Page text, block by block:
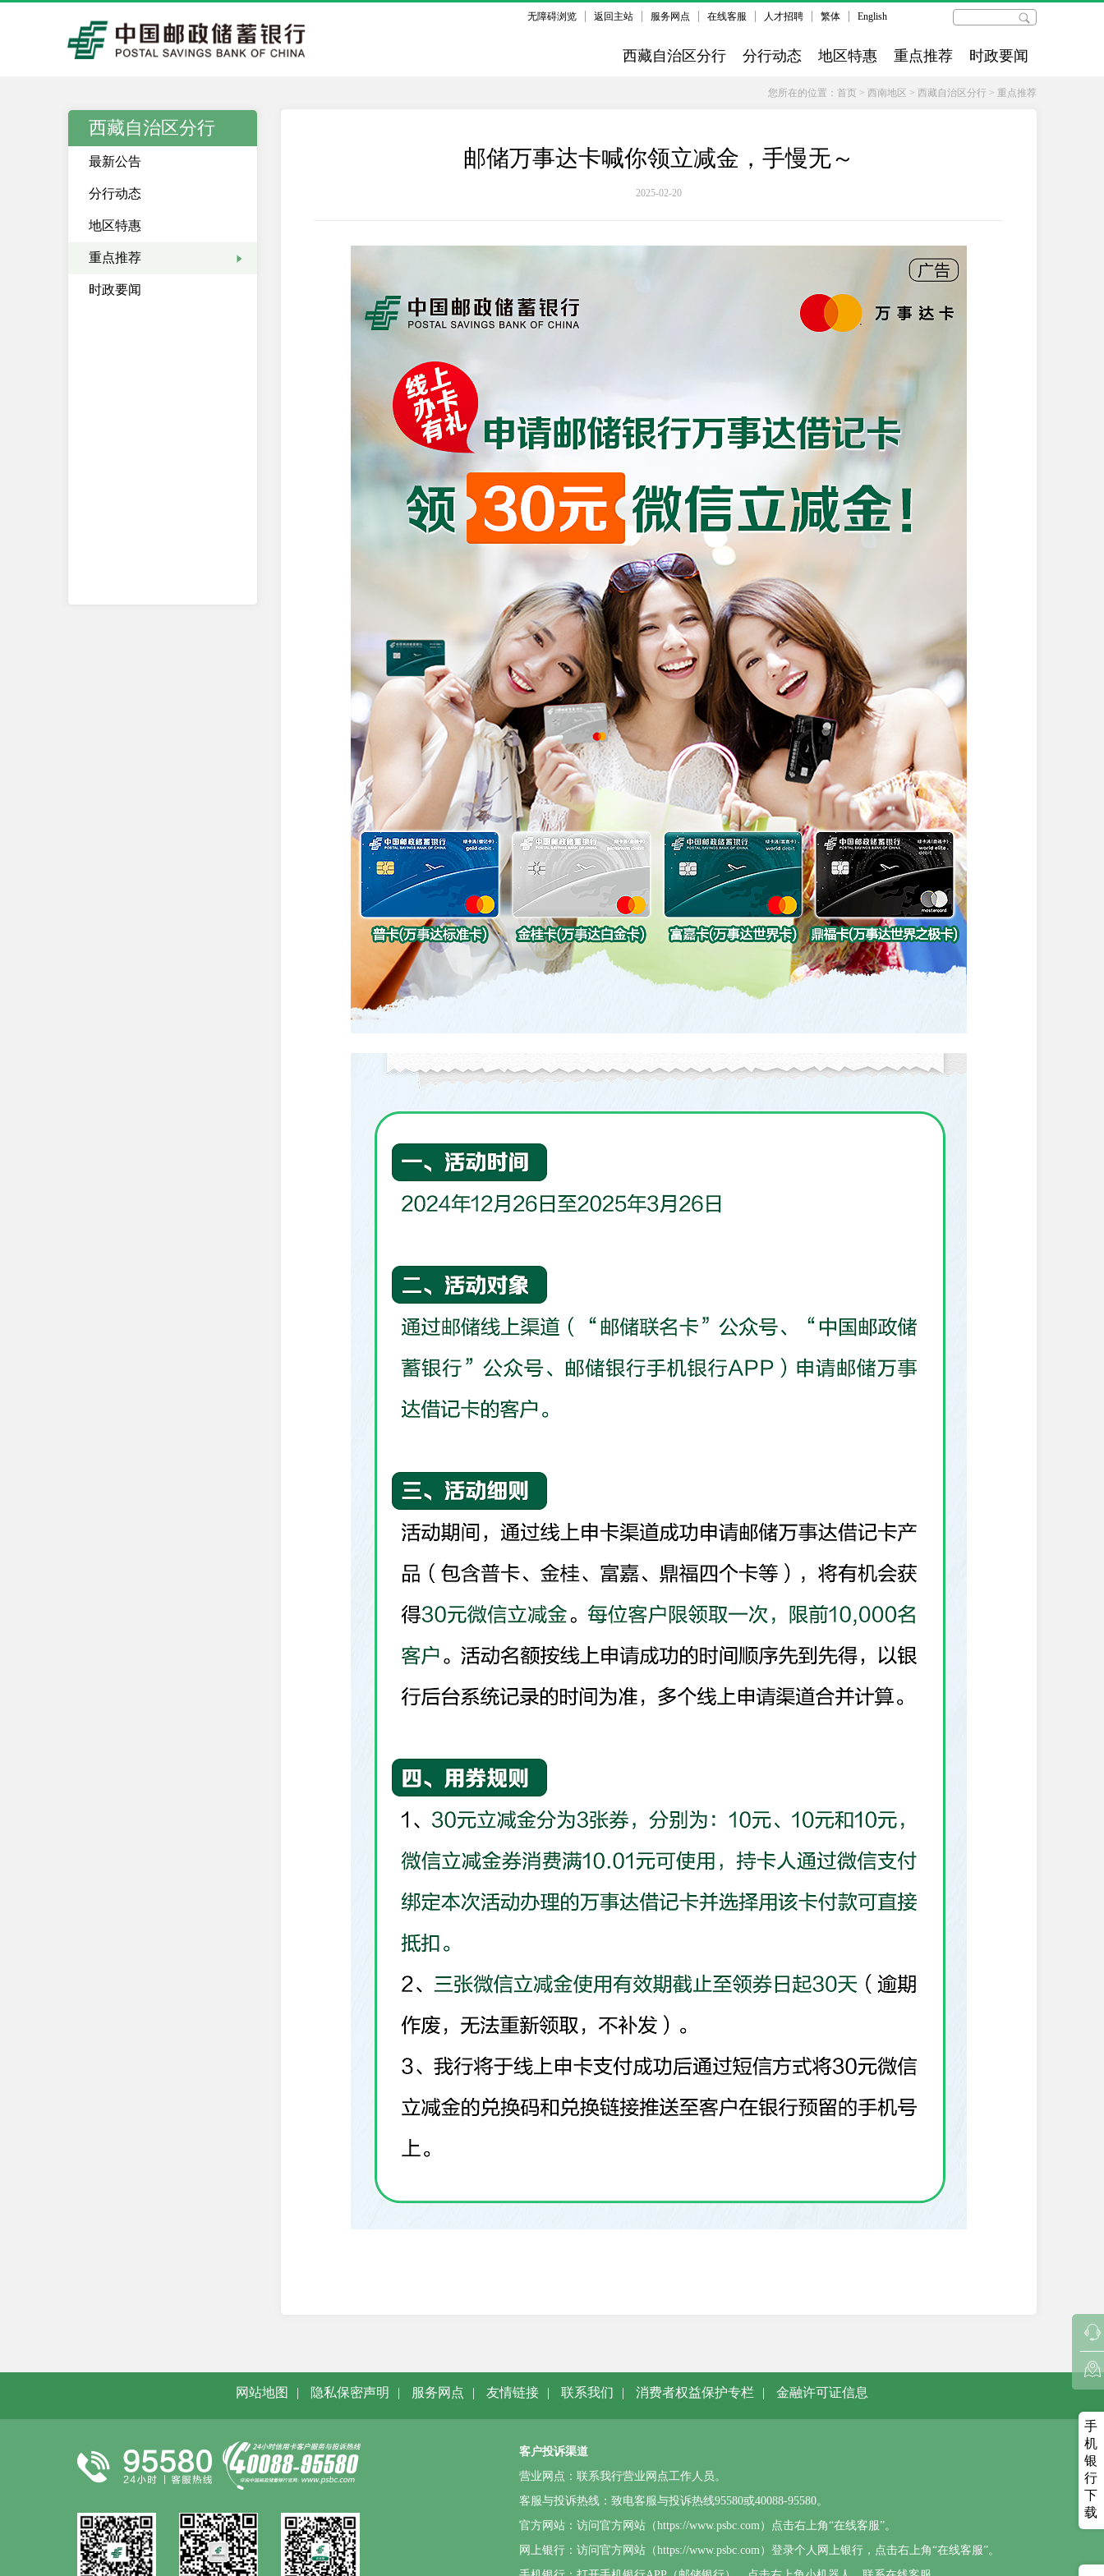
无障碍浏览 返回主站 服务网点 在线客服 人才招聘 繁体 English
西藏自治区分行 分行动态 地区特惠 重点推荐 时政要闻
您所在的位置： 首页 > 西南地区 > 西藏自治区分行 > 重点推荐
西藏自治区分行
最新公告
分行动态
地区特惠
重点推荐
时政要闻
邮储万事达卡喊你领立减金，手慢无～
2025-02-20
网站地图 | 隐私保密声明 | 服务网点 | 友情链接 | 联系我们 | 消费者权益保护专栏 | 金融许可证信息
客户投诉渠道
营业网点：联系我行营业网点工作人员。
客服与投诉热线：致电客服与投诉热线95580或40088-95580。
官方网站：访问官方网站（https://www.psbc.com）点击右上角“在线客服”。
网上银行：访问官方网站（https://www.psbc.com）登录个人网上银行，点击右上角“在线客服”。
手
机
银
行
下
载